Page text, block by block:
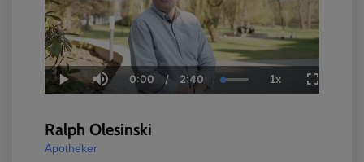
Play Mute
Current
Time
0:00 / Duration
2:40 Loaded:
100.00%
1xPlayback
Rate
Ralph Olesinski
Apotheker